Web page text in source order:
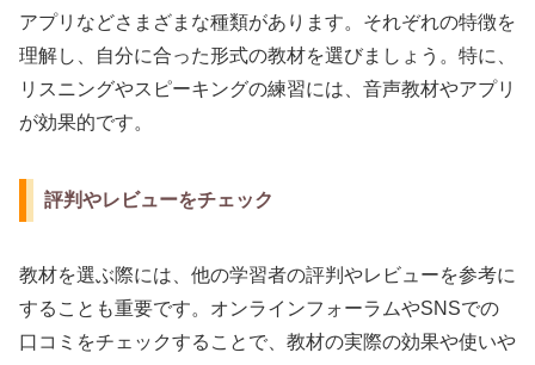
アプリなどさまざまな種類があります。それぞれの特徴を
理解し、自分に合った形式の教材を選びましょう。特に、
リスニングやスピーキングの練習には、音声教材やアプリ
が効果的です。
評判やレビューをチェック
教材を選ぶ際には、他の学習者の評判やレビューを参考に
することも重要です。オンラインフォーラムやSNSでの
口コミをチェックすることで、教材の実際の効果や使いや